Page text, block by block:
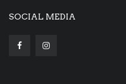
SOCIAL MEDIA